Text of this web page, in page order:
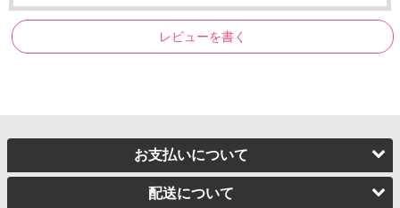
レビューを書く
お支払いについて
配送について